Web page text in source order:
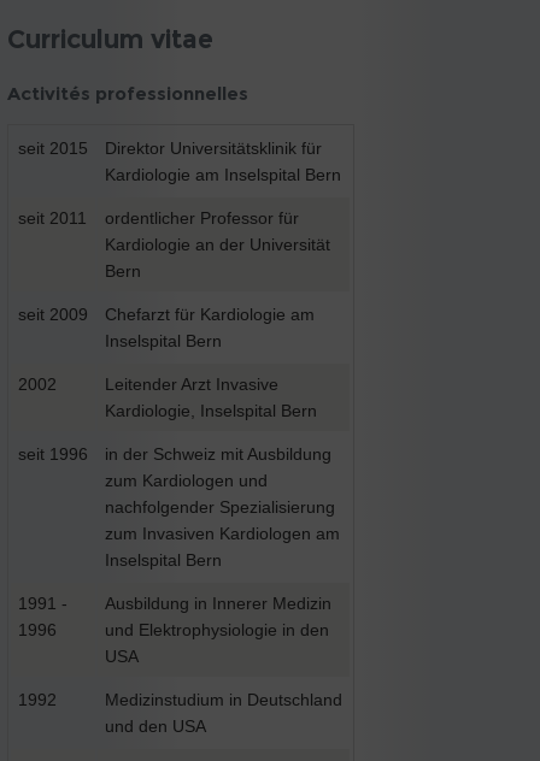
Curriculum vitae
Activités professionnelles
seit 2015
Direktor Universitätsklinik für
Kardiologie am Inselspital Bern
seit 2011
ordentlicher Professor für
Kardiologie an der Universität
Bern
seit 2009
Chefarzt für Kardiologie am
Inselspital Bern
2002
Leitender Arzt Invasive
Kardiologie, Inselspital Bern
seit 1996
in der Schweiz mit Ausbildung
zum Kardiologen und
nachfolgender Spezialisierung
zum Invasiven Kardiologen am
Inselspital Bern
1991 -
1996
Ausbildung in Innerer Medizin
und Elektrophysiologie in den
USA
1992
Medizinstudium in Deutschland
und den USA